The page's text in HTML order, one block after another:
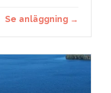
Se anläggning →